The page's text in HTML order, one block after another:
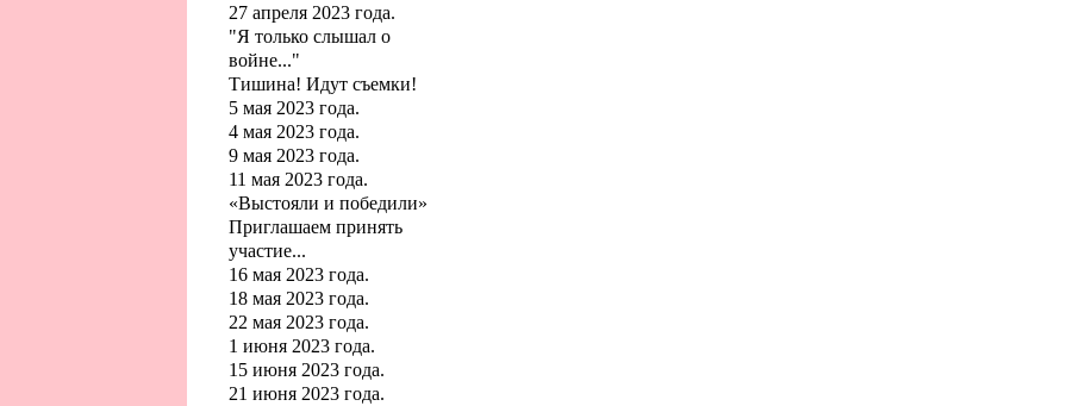
27 апреля 2023 года.
"Я только слышал о
войне..."
Тишина! Идут съемки!
5 мая 2023 года.
4 мая 2023 года.
9 мая 2023 года.
11 мая 2023 года.
«Выстояли и победили»
Приглашаем принять
участие...
16 мая 2023 года.
18 мая 2023 года.
22 мая 2023 года.
1 июня 2023 года.
15 июня 2023 года.
21 июня 2023 года.